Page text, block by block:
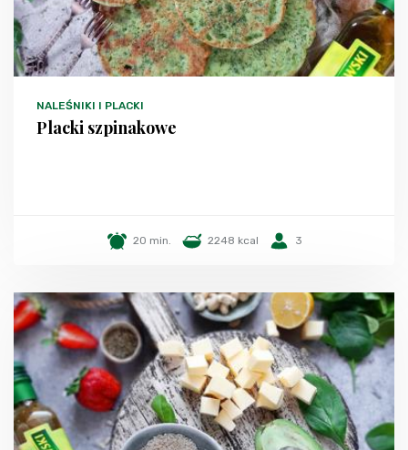
NALEŚNIKI I PLACKI
Placki szpinakowe
20 min. 2248 kcal 3